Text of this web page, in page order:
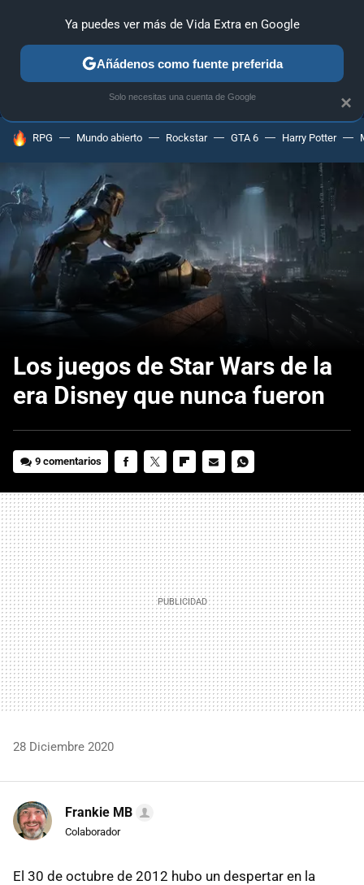
MENÚ NUEVO
GUÍAS Y TRUCOS PC SONY
HOY SE HABLA DE
RPG Mundo abierto Rockstar GTA 6 Harry Potter
Los juegos de Star Wars de la
era Disney que nunca fueron
9 comentarios
MAIL
28 Diciembre 2020
Frankie MB
Colaborador
El 30 de octubre de 2012 hubo un despertar en la
×
Ya puedes ver más de Vida Extra en Google
Añádenos como fuente preferida
Solo necesitas una cuenta de Google